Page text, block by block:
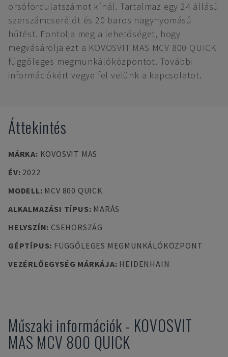
orsófordulatszámot kínál. Tartalmaz egy 24 állású
szerszámcserélőt és 20 baros nagynyomású
hűtést. Fontolja meg a lehetőséget, hogy
megvásárolja ezt a KOVOSVIT MAS MCV 800 QUICK
függőleges megmunkálóközpontot. További
információkért vegye fel velünk a kapcsolatot.
Áttekintés
MÁRKA: KOVOSVIT MAS
ÉV: 2022
MODELL: MCV 800 QUICK
ALKALMAZÁSI TÍPUS: MARÁS
HELYSZÍN: CSEHORSZÁG
GÉPTÍPUS: FÜGGŐLEGES MEGMUNKÁLÓKÖZPONT
VEZÉRLŐEGYSÉG MÁRKÁJA: HEIDENHAIN
Műszaki információk - KOVOSVIT
MAS MCV 800 QUICK